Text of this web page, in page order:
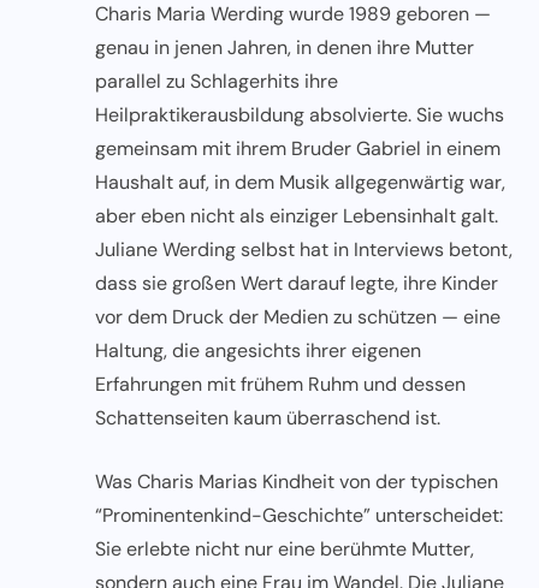
Charis Maria Werding wurde 1989 geboren —
genau in jenen Jahren, in denen ihre Mutter
parallel zu Schlagerhits ihre
Heilpraktikerausbildung absolvierte. Sie wuchs
gemeinsam mit ihrem Bruder Gabriel in einem
Haushalt auf, in dem Musik allgegenwärtig war,
aber eben nicht als einziger Lebensinhalt galt.
Juliane Werding selbst hat in Interviews betont,
dass sie großen Wert darauf legte, ihre Kinder
vor dem Druck der Medien zu schützen — eine
Haltung, die angesichts ihrer eigenen
Erfahrungen mit frühem Ruhm und dessen
Schattenseiten kaum überraschend ist.
Was Charis Marias Kindheit von der typischen
“Prominentenkind-Geschichte” unterscheidet:
Sie erlebte nicht nur eine berühmte Mutter,